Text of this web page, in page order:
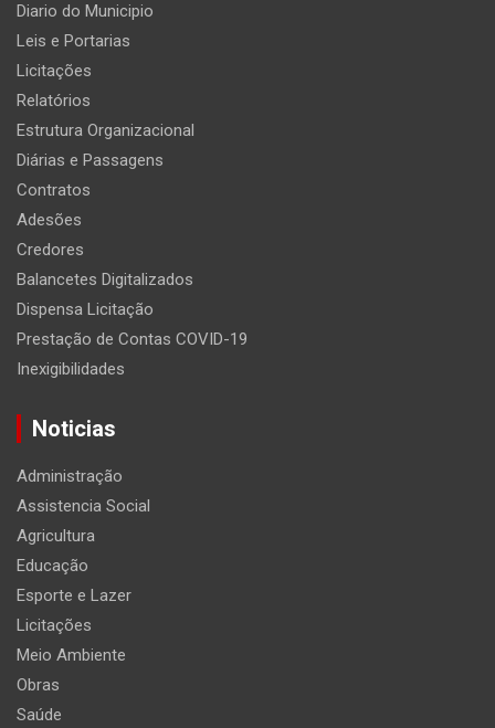
Diario do Municipio
Leis e Portarias
Licitações
Relatórios
Estrutura Organizacional
Diárias e Passagens
Contratos
Adesões
Credores
Balancetes Digitalizados
Dispensa Licitação
Prestação de Contas COVID-19
Inexigibilidades
Noticias
Administração
Assistencia Social
Agricultura
Educação
Esporte e Lazer
Licitações
Meio Ambiente
Obras
Saúde